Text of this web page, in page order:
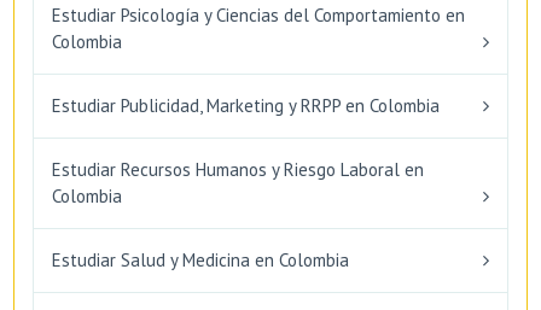
Estudiar Psicología y Ciencias del Comportamiento en
Colombia
Estudiar Publicidad, Marketing y RRPP en Colombia
Estudiar Recursos Humanos y Riesgo Laboral en
Colombia
Estudiar Salud y Medicina en Colombia